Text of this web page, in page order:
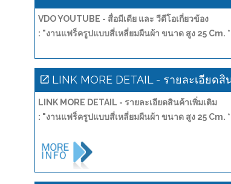
VDO YOUTUBE - สื่อมีเดีย และ วีดีโอเกี่ยวข้อง
: "งานแฟร็ครูปแบบสี่เหลี่ยมผืนผ้า ขนาด สูง 25 Cm.
LINK MORE DETAIL - รายละเอียดสิ
LINK MORE DETAIL - รายละเอียดสินค้าเพิ่มเติม
: "งานแฟร็ครูปแบบสี่เหลี่ยมผืนผ้า ขนาด สูง 25 Cm.